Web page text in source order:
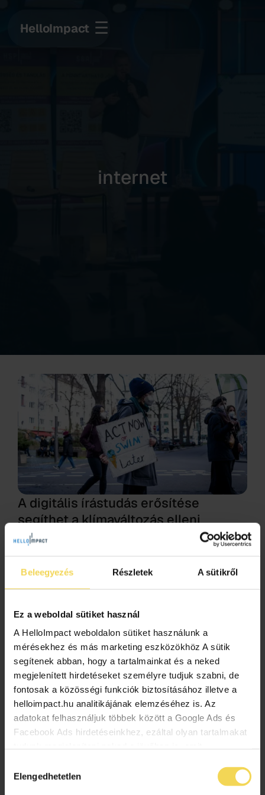
Beleegyezés Részletek A sütikről
Ez a weboldal sütiket használ
A HelloImpact weboldalon sütiket használunk a
mérésekhez és más marketing eszközökhöz A sütik
segítenek abban, hogy a tartalmainkat és a neked
megjelenített hirdetéseket személyre tudjuk szabni, de
fontosak a közösségi funkciók biztosításához illetve a
helloimpact.hu analitikájának elemzéséhez is. Az
adatokat felhasználjuk többek között a Google Ads és
Facebook Ads hirdetéseinkhez, ezáltal olyan tartalmakat
biztosításához arra kérünk, hogy engedd meg
számunkra minden mérés használatát. Természetesen
kiválasztása
Elengedhetetlen
HelloImpact ☰
internet
A digitális írástudás erősítése
segíthet a klímaváltozás elleni
harcban
Kanadai kutatók szerint a klímaváltozással
kapcsolatos, gyakran politikai meggyőződések által
megnehezítik a hiteles információk átadását – és
ezzel a globális felmelegedés elleni harcot. A
megoldás az erőteljesebb […]
internet klímaváltozás
összeesküvés-elméletek
zuckerberg